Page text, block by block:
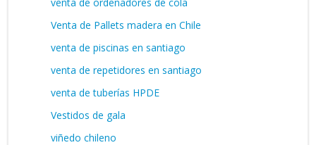
Venta de Pallets madera en Chile
venta de piscinas en santiago
venta de repetidores en santiago
venta de tuberías HPDE
Vestidos de gala
viñedo chileno